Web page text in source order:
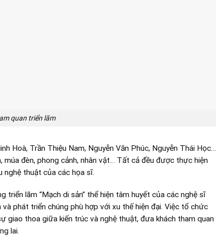
quan triển lãm
Hoà, Trần Thiệu Nam, Nguyễn Văn Phúc, Nguyễn Thái Học…
đèn, phong cảnh, nhân vật… Tất cả đều được thực hiện
nghệ thuật của các họa sĩ.
triển lãm “Mạch di sản” thể hiện tâm huyết của các nghệ sĩ
phát triển chúng phù hợp với xu thế hiện đại. Việc tổ chức
thoa giữa kiến trúc và nghệ thuật, đưa khách tham quan
lai.